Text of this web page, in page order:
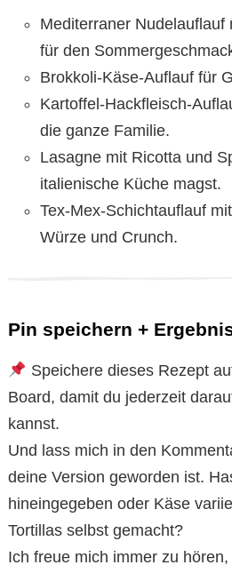
Mediterraner Nudelauflauf
für den
Brokkoli-Käse-Auflauf für
Kartoffel-Hackfleisch-
die ganze Familie.
Lasagne mit Ricotta und
italienische Küche magst.
Tex-Mex-Schichtauflauf
Würze und Crunch.
Pin speichern +
Speichere dieses Rezept
Board, damit du jederzeit
kannst.
Und lass mich in den
deine Version geworden ist.
hineingegeben oder Käse
Tortillas selbst gemacht?
Ich freue mich immer zu